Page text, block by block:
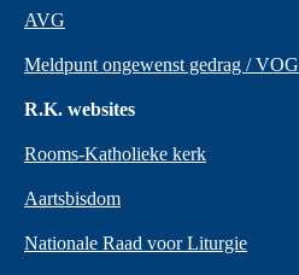
AVG
Meldpunt ongewenst gedrag / VOG
R.K. websites
Rooms-Katholieke kerk
Aartsbisdom
Nationale Raad voor Liturgie